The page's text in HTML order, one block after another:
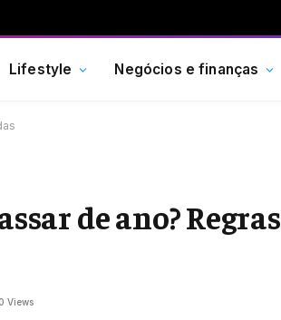
Lifestyle Negócios e finanças
de ano? Regras
Views